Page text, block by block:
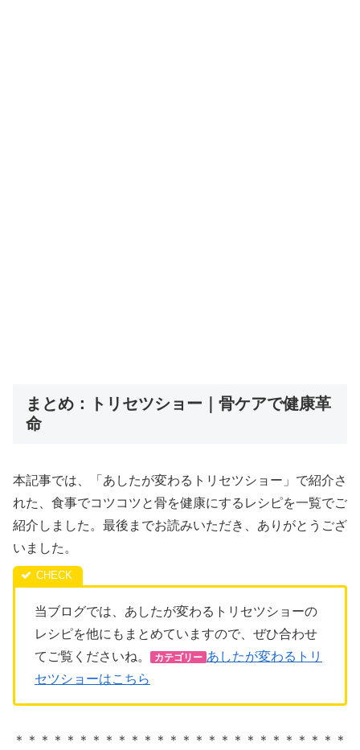
まとめ：トリセツショー｜骨ケアで健康革
命
本記事では、「あしたが変わるトリセツショー」で紹介さ
れた、食事でコツコツと骨を健康にするレシピを一覧でご
紹介しました。最後までお読みいただき、ありがとうござ
いました。
当ブログでは、あしたが変わるトリセツショーの
レシピを他にもまとめていますので、ぜひ合わせ
てご覧くださいね。
カテゴリー あしたが変わるトリ
セツショーはこちら
＊＊＊＊＊＊＊＊＊＊＊＊＊＊＊＊＊＊＊＊＊＊＊＊＊＊